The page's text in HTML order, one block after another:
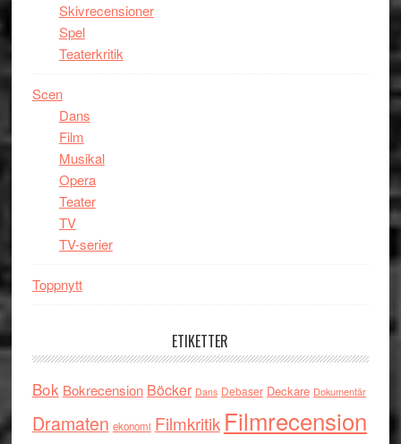
Skivrecensioner
Spel
Teaterkritik
Scen
Dans
Film
Musikal
Opera
Teater
TV
TV-serier
Toppnytt
ETIKETTER
Bok Bokrecension Böcker Dans Debaser Deckare Dokumentär
Dramaten ekonomi Filmkritik Filmrecension